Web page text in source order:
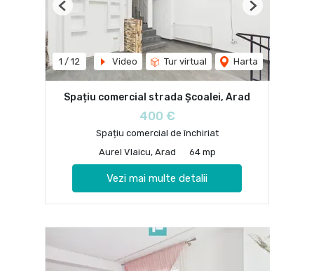
1 / 12 Video Tur virtual Harta
Previous Next
Spațiu comercial strada Școalei, Arad
400 €
Spațiu comercial de închiriat
Aurel Vlaicu, Arad
64 mp
Vezi mai multe detalii